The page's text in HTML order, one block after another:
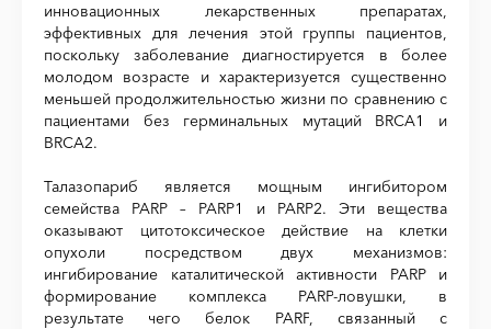
инновационных лекарственных препаратах,
эффективных для лечения этой группы пациентов,
поскольку заболевание диагностируется в более
молодом возрасте и характеризуется существенно
меньшей продолжительностью жизни по сравнению с
пациентами без герминальных мутаций BRCA1 и
BRCA2.
Талазопариб является мощным ингибитором
семейства PARP – PARP1 и PARP2. Эти вещества
оказывают цитотоксическое действие на клетки
опухоли посредством двух механизмов:
ингибирование каталитической активности PARP
и
формирование комплекса PARP-ловушки, в
результате чего белок PARP, связанный с